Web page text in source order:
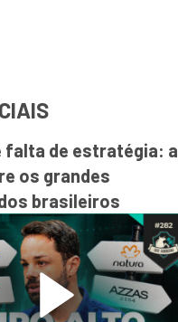
falta de estratégia: a
os grandes
brasileiros